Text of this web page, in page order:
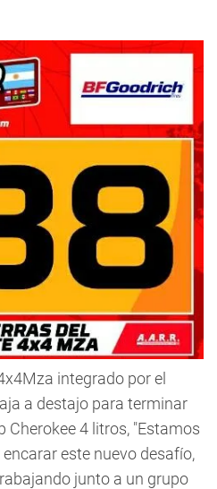
integrado por el
a destajo para terminar
Cherokee 4 litros, "Estamos
este nuevo desafío,
junto a un grupo